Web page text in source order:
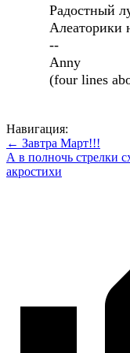
Радостный
Алеаторики
--
Anny
(four lines
Навигация:
← Завтра Март!!!
А в полночь стрелки
акростихи